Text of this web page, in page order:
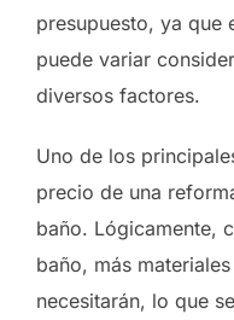
presupuesto, ya que
puede variar
diversos factores.
Uno de los
precio de una
baño. Lógicamente,
baño, más
necesitarán, lo que